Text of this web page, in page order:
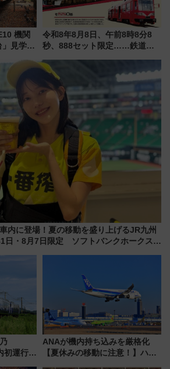
機関
見学ツ
きちゃ
ュール
令和8年8月8日、午前8時8分8
秒、888セット限定……鉄道各
たち
内に登場！夏の移動を盛り上げるJR九州
日・8月7日限定 ソフトバンクホークスと
初運行！
ANAが機内持ち込みを厳格化
【夏休みの移動に注意！】ハン